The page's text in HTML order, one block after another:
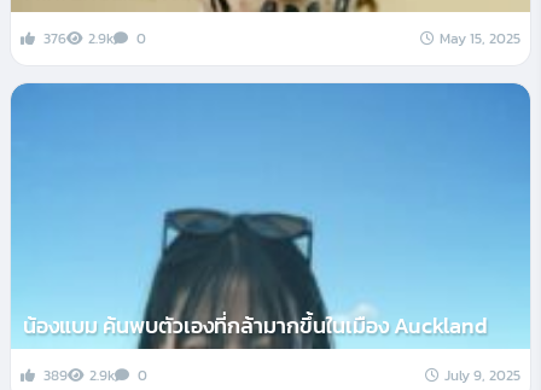
376 2.9k 0 May 15, 2025
น้องแบม ค้นพบตัวเองที่กล้ามากขึ้นในเมือง Auckland
389 2.9k 0 July 9, 2025